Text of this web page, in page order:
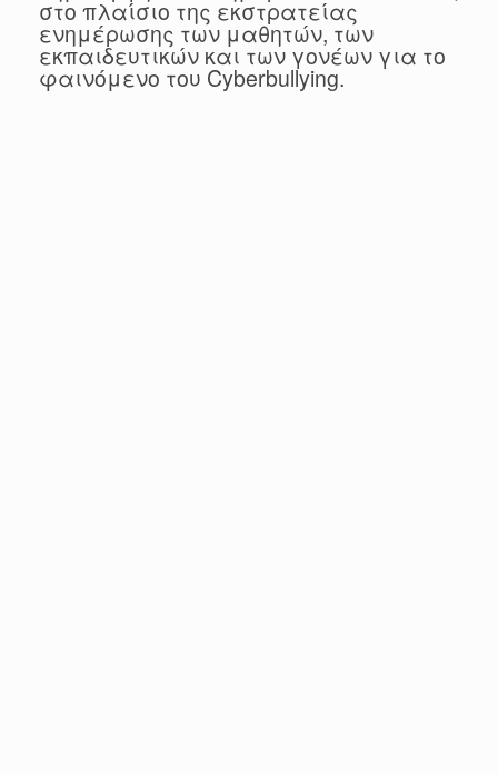
στο πλαίσιο της εκστρατείας
ενημέρωσης των μαθητών, των
εκπαιδευτικών και των γονέων για το
φαινόμενο του Cyberbullying.